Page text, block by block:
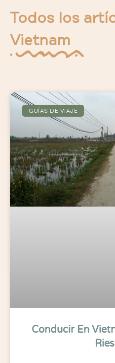
Todos los
Vietnam
GUÍAS DE VIAJE
Conducir En